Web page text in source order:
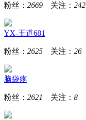
粉丝： 2669 关注： 242
YX-王道681
粉丝： 2625 关注： 26
脑袋疼
粉丝： 2621 关注： 8